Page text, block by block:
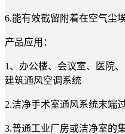
6.能有效截留附着在空气尘
产品应用：
1、办公楼、会议室、医院
建筑通风空调系统
2.洁净手术室通风系统末端
3.普通工业厂房或洁净室的